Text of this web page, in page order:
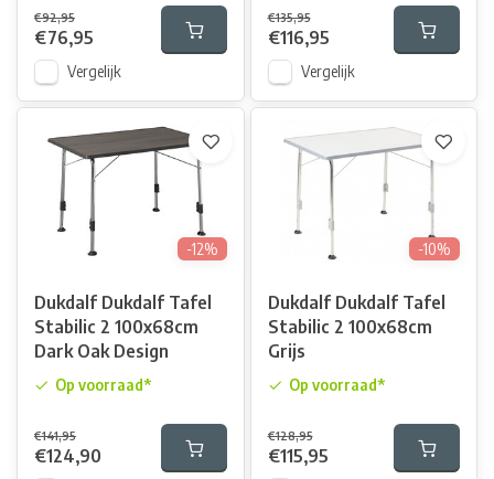
€92,95
€76,95
Vergelijk
€135,95
€116,95
Vergelijk
-12%
Dukdalf Dukdalf Tafel
Stabilic 2 100x68cm
Dark Oak Design
Op voorraad*
€141,95
€124,90
-10%
Dukdalf Dukdalf Tafel
Stabilic 2 100x68cm
Grijs
Op voorraad*
€128,95
€115,95